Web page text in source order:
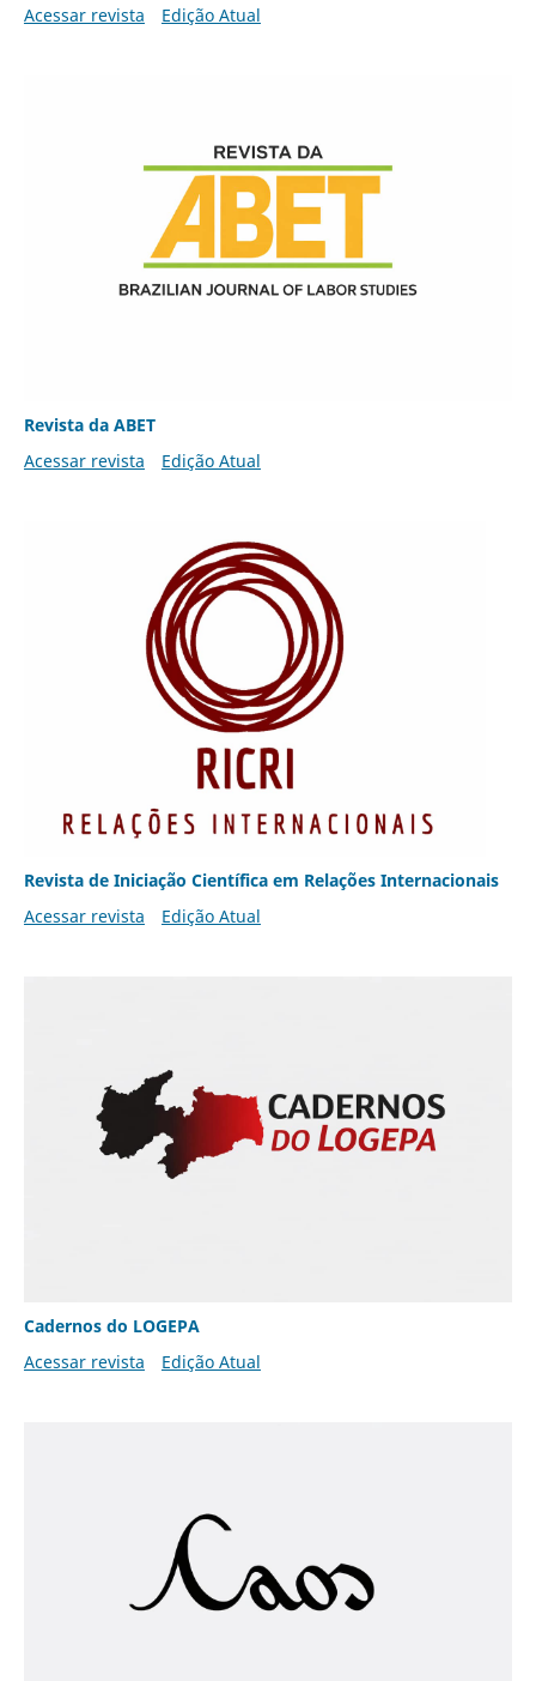
Acessar revista Edição Atual
Revista da ABET
Acessar revista
Edição Atual
Revista de Iniciação Científica em Relações Internacionais
Acessar revista
Edição Atual
Cadernos do LOGEPA
Acessar revista
Edição Atual